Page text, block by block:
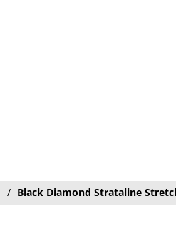
Black Diamond Strataline